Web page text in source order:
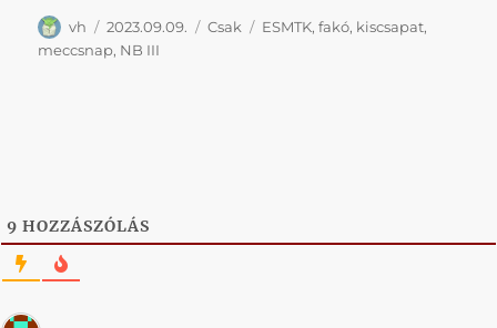
Szerző
vh Közzétéve
2023.09.09. Kategória
Csak Címke
ESMTK,fakó, kiscsapat,
meccsnap, NB III
9 HOZZÁSZÓLÁS